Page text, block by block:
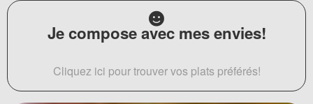
Je compose avec mes envies!
Cliquez ici pour trouver vos plats préférés!